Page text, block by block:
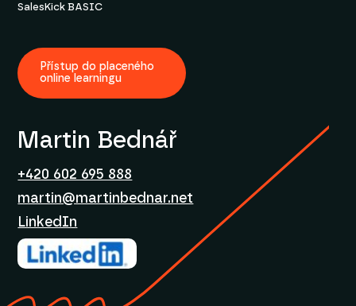
SalesKick BASIC
Přístup do placeného
online learningu
Martin Bednář
+420 602 695 888
martin@martinbednar.net
LinkedIn